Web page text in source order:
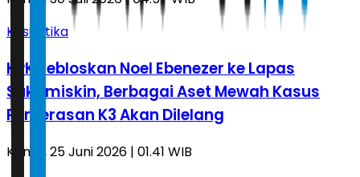
Kasuistika
KPK Jebloskan Noel Ebenezer ke Lapas
Sukamiskin, Berbagai Aset Mewah Kasus
Pemerasan K3 Akan Dilelang
Kamis, 25 Juni 2026 | 01.41 WIB